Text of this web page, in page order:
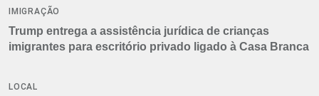
IMIGRAÇÃO
Trump entrega a assistência jurídica de crianças
imigrantes para escritório privado ligado à Casa Branca
LOCAL